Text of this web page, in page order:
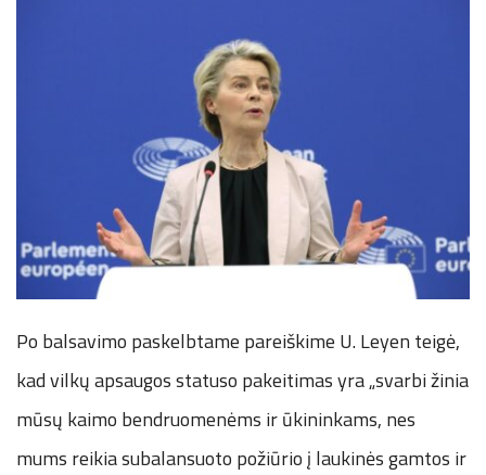
Po balsavimo paskelbtame pareiškime U. Leyen teigė,
kad vilkų apsaugos statuso pakeitimas yra „svarbi žinia
mūsų kaimo bendruomenėms ir ūkininkams, nes
mums reikia subalansuoto požiūrio į laukinės gamtos ir